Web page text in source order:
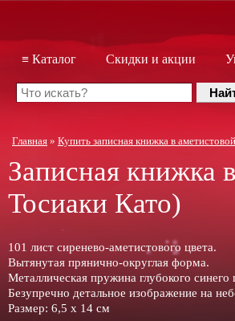
≡ Каталог Скидки и акции
Главная » Купить записная книжка в
Записная книжка
Тосиаки Като)
101 лист сиренево-аметистового цвета.
Вытянутая прянично-округлая форма.
Металлическая пружина глубокого синего
Безупречно детальное изображение на
Размер: 6,5 х 14 см